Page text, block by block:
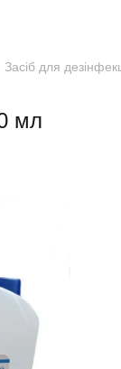
Засіб для
мл